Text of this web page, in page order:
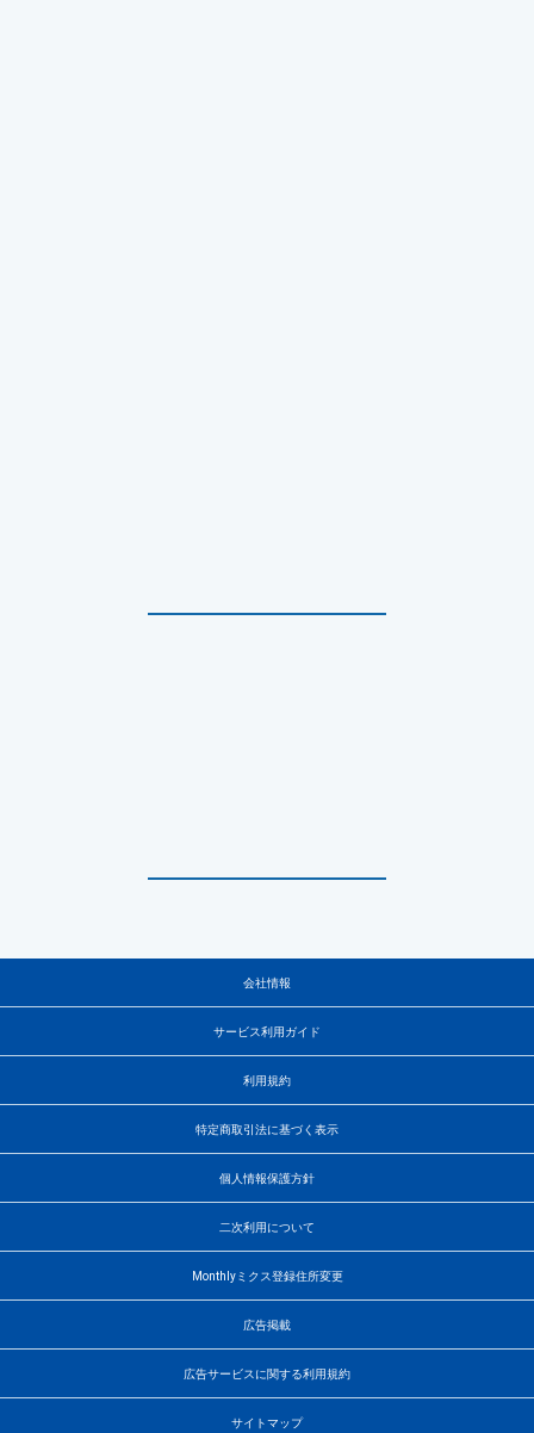
会社情報
サービス利用ガイド
利用規約
特定商取引法に基づく表示
個人情報保護方針
二次利用について
Monthlyミクス登録住所変更
広告掲載
広告サービスに関する利用規約
サイトマップ